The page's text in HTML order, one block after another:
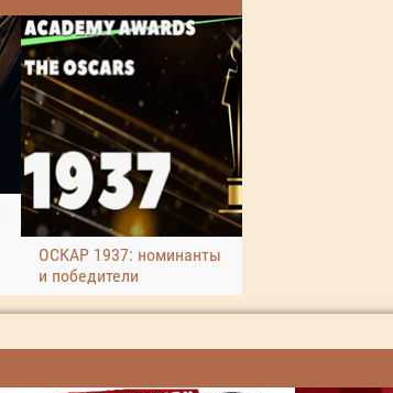
ОСКАР 1937: номинанты
и победители